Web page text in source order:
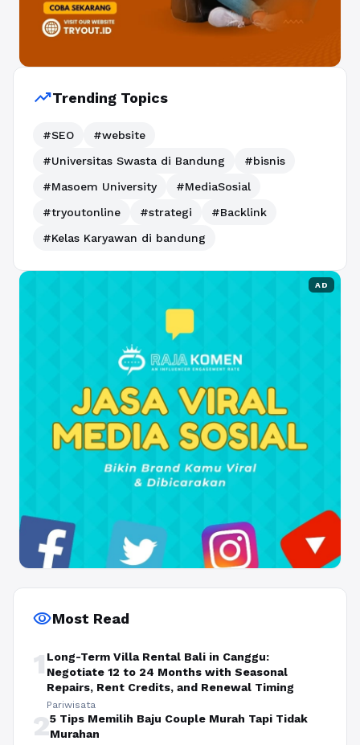
trending_upTrending Topics
#SEO
#website
#Universitas Swasta di Bandung
#bisnis
#Masoem University
#MediaSosial
#tryoutonline
#strategi
#Backlink
#Kelas Karyawan di bandung
AD
visibilityMost Read
1 Long-Term Villa Rental Bali in Canggu:
Negotiate 12 to 24 Months with Seasonal
Repairs, Rent Credits, and Renewal Timing
Pariwisata
25 Tips Memilih Baju Couple Murah Tapi Tidak
Murahan